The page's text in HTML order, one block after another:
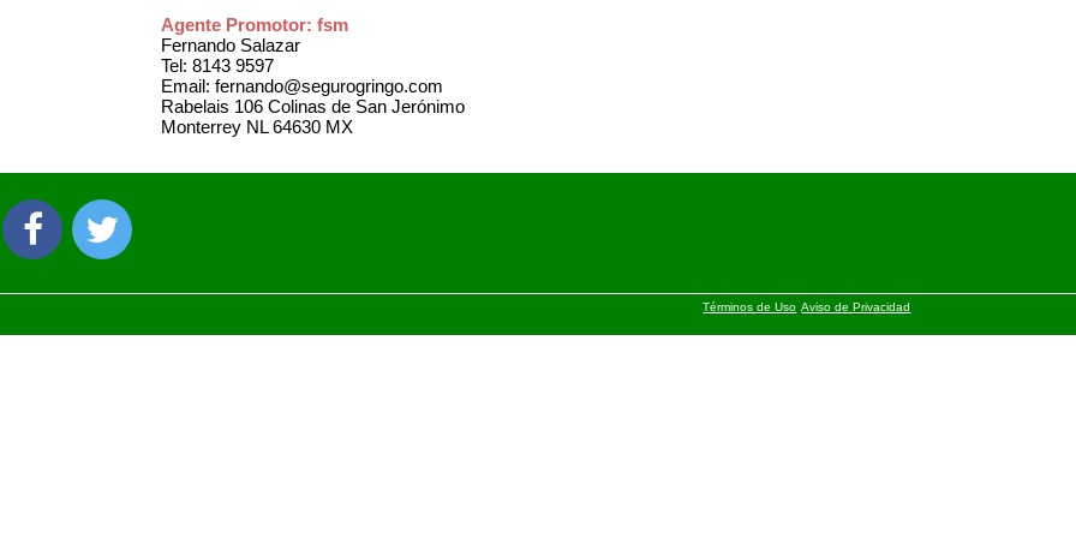
Agente Promotor: fsm
Fernando Salazar
Tel: 8143 9597
Email: fernando@segurogringo.com
Rabelais 106 Colinas de San Jerónimo
Monterrey NL 64630 MX
Términos de Uso Aviso de Privacidad